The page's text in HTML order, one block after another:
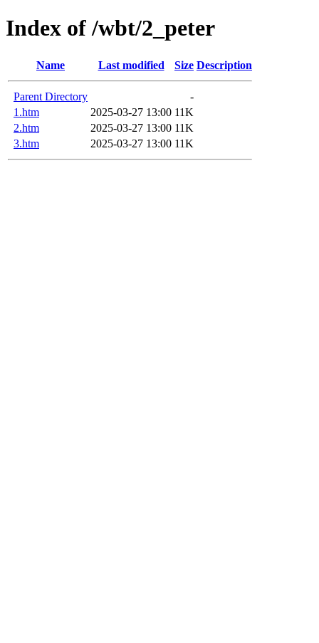
Index of /wbt/2_peter
Name Last modified Size Description
Parent Directory
-
1.htm
2025-03-27 13:00 11K
2.htm
2025-03-27 13:00 11K
3.htm
2025-03-27 13:00 11K